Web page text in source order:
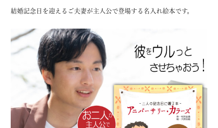
結婚記念日を迎えるご夫妻が主人公で登場する名入れ絵本です。